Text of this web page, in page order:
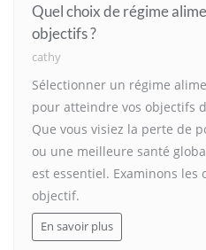
Quel choix de régime
objectifs ?
cathy
Sélectionner un régime
pour atteindre vos objectifs
Que vous visiez la perte de
ou une meilleure santé
est essentiel. Examinons les
objectif.
En savoir plus